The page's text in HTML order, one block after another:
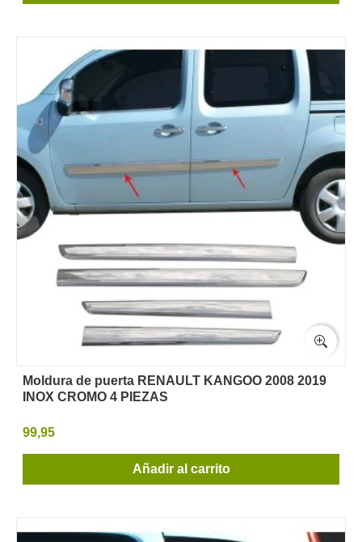
Moldura de puerta RENAULT KANGOO 2008 2019
INOX CROMO 4 PIEZAS
99,95
Añadir al carrito